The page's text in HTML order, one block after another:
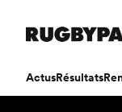
ActusRésultats